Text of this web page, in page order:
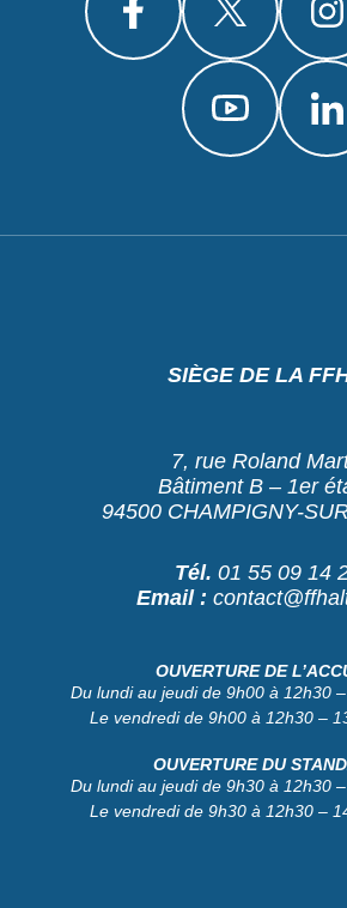
SIÈGE DE LA
7, rue Roland
Bâtiment B – 1er
94500 CHAMPIGNY-
Tél. 01 55 09 14
Email :
OUVERTURE DE
Du lundi au jeudi de 9h00 à 12h30
Le vendredi de 9h00 à 12h30 –
OUVERTURE DU
Du lundi au jeudi de 9h30 à 12h30
Le vendredi de 9h30 à 12h30 –